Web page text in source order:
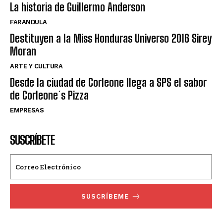
La historia de Guillermo Anderson
FARANDULA
Destituyen a la Miss Honduras Universo 2016 Sirey
Moran
ARTE Y CULTURA
Desde la ciudad de Corleone llega a SPS el sabor
de Corleone´s Pizza
EMPRESAS
SUSCRÍBETE
SUSCRÍBEME